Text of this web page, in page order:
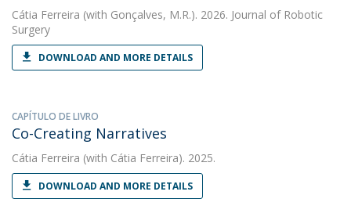
Cátia Ferreira (with Gonçalves, M.R.). 2026. Journal of Robotic
Surgery
DOWNLOAD AND MORE DETAILS
CAPÍTULO DE LIVRO
Co-Creating Narratives
Cátia Ferreira (with Cátia Ferreira). 2025.
DOWNLOAD AND MORE DETAILS